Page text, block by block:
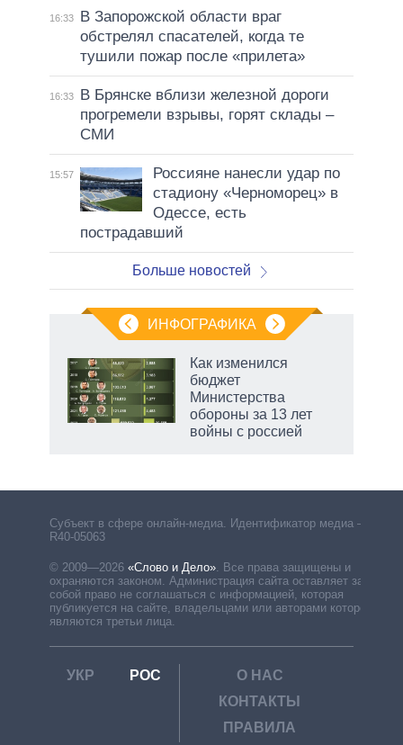
16:33
В Запорожской области враг
обстрелял спасателей, когда те
тушили пожар после «прилета»
16:33
В Брянске вблизи железной дороги
прогремели взрывы, горят склады –
СМИ
15:57
Россияне нанесли удар по
стадиону «Черноморец» в
Одессе, есть
пострадавший
Больше новостей
ИНФОГРАФИКА
Как изменился
бюджет
Министерства
обороны за 13 лет
войны с россией
Субъект в сфере онлайн-медиа. Идентификатор медиа –
R40-05063
© 2009—2026 «Слово и Дело». Все права защищены и
охраняются законом. Администрация сайта оставляет за
собой право не соглашаться с информацией, которая
публикуется на сайте, владельцами или авторами которой
являются третьи лица.
УКР РОС
О НАС
КОНТАКТЫ
ПРАВИЛА